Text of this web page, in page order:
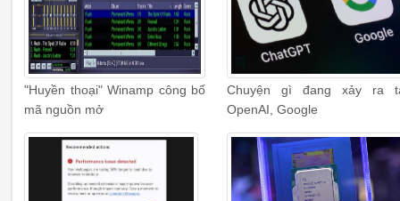
"Huyền thoại" Winamp công bố
mã nguồn mở
Chuyện gì đang xảy ra
OpenAI, Google